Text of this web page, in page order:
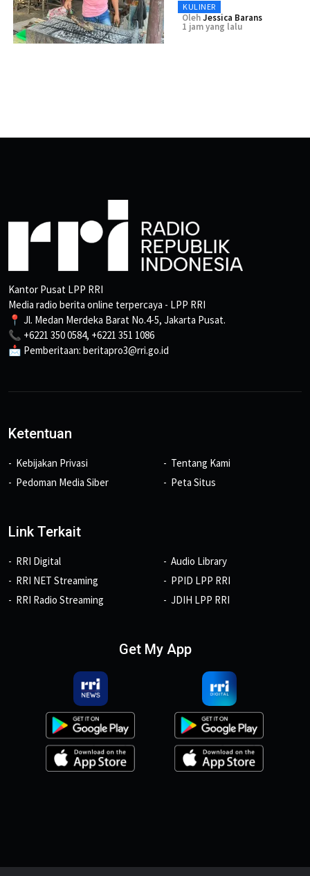
KULINER
OlehJessica Barans
1 jam yang lalu
Kantor Pusat LPP RRI
Media radio berita online terpercaya - LPP RRI
📍 Jl. Medan Merdeka Barat No.4-5, Jakarta Pusat.
📞 +6221 350 0584, +6221 351 1086
📩 Pemberitaan: beritapro3@rri.go.id
Ketentuan
Kebijakan Privasi
Pedoman Media Siber
Tentang Kami
Peta Situs
Link Terkait
RRI Digital
RRI NET Streaming
RRI Radio Streaming
Audio Library
PPID LPP RRI
JDIH LPP RRI
Get My App